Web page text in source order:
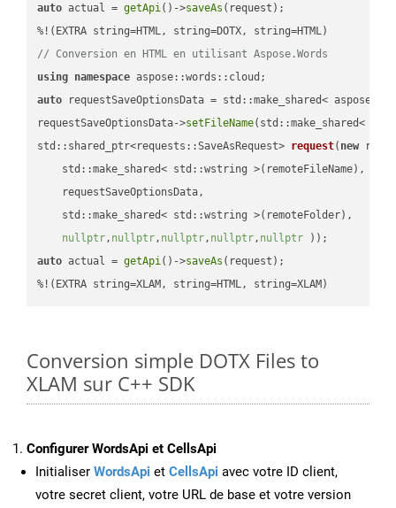
auto actual = getApi()->saveAs (request);
// Conversion en HTML en utilisant Aspose.Words
using namespace
auto requestSaveOptionsData = std::make_shared<
requestSaveOptionsData->setFileName(std::make_shared<
std::shared_ptr<requests::SaveAsRequest> request( new
    std::make_shared< std::wstring >(remoteFileName),
    requestSaveOptionsData,
    std::make_shared< std::wstring >(remoteFolder),
nullptr, nullptr, nullptr, nullptr, nullptr ))
auto actual = getApi()->saveAs (request);
%!(EXTRA string=XLAM, string=HTML, string=XLAM)
Conversion simple DOTX Files to
XLAM sur C++ SDK
Configurer WordsApi et CellsApi
Initialiser WordsApi et CellsApi avec votre ID client,
votre secret client, votre URL de base et votre version